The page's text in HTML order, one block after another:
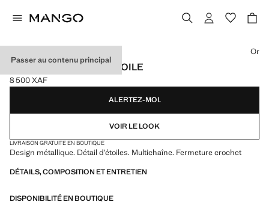
Passer au contenu principal
BRACELET POMPON ÉTOILE
Prix actuel [8 500 XAF ]
8 500 XAF
Choisissez une couleur
Or
ALERTEZ-MOI.
VOIR LE LOOK
LIVRAISON GRATUITE EN BOUTIQUE
Design métallique. Détail d’étoiles. Multichaîne. Fermeture crochet
DÉTAILS, COMPOSITION ET ENTRETIEN
DISPONIBILITÉ EN BOUTIQUE